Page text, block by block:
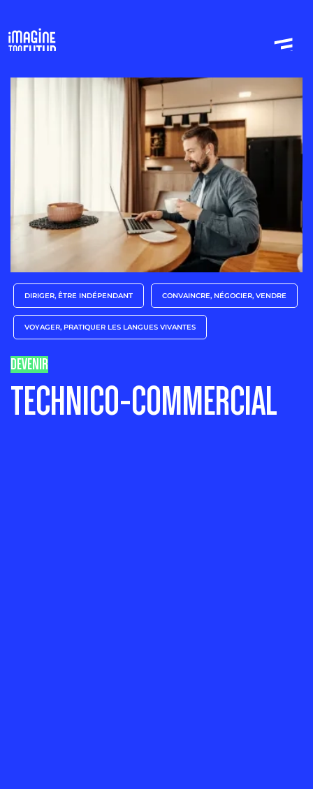
DIRIGER, ÊTRE INDÉPENDANT CONVAINCRE, NÉGOCIER, VENDRE
VOYAGER, PRATIQUER LES LANGUES VIVANTES
DEVENIR
TECHNICO-COMMERCIAL